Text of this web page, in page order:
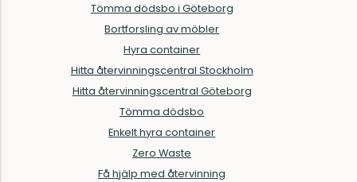
Tömma dödsbo i Göteborg
Bortforsling av möbler
Hyra container
Hitta återvinningscentral Stockholm
Hitta återvinningscentral Göteborg
Tömma dödsbo
Enkelt hyra container
Zero Waste
Få hjälp med återvinning